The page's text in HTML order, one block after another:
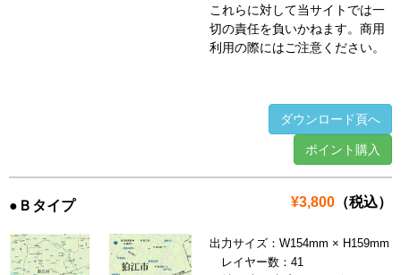
これらに対して当サイトでは一
切の責任を負いかねます。商用
利用の際にはご注意ください。
ダウンロード頁へ
ポイント購入
¥3,800 （税込）
●Ｂタイプ
出力サイズ：W154mm × H159mm
レイヤー数：41